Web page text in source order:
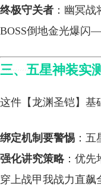
终极守关者 ：幽冥
BOSS倒地金光爆
三、五星神装实
这件【龙渊圣铠】基
绑定机制要警惕 ：
强化讲究策略 ：优
穿上战甲我战力直飙